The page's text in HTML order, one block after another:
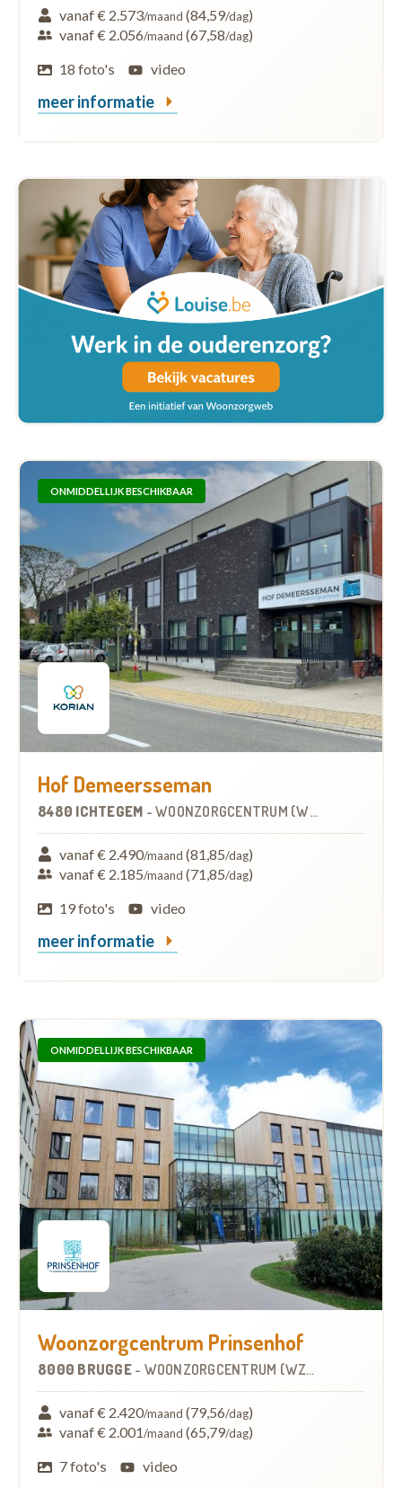
vanaf € 2.573/maand (84,59/dag)
vanaf € 2.056/maand (67,58/dag)
18 foto's
video
meer informatie
ONMIDDELLIJK BESCHIKBAAR
Hof Demeersseman
8480 ICHTEGEM - WOONZORGCENTRUM (WZC)
vanaf € 2.490/maand (81,85/dag)
vanaf € 2.185/maand (71,85/dag)
19 foto's
video
meer informatie
ONMIDDELLIJK BESCHIKBAAR
Woonzorgcentrum Prinsenhof
8000 BRUGGE - WOONZORGCENTRUM (WZC)
vanaf € 2.420/maand (79,56/dag)
vanaf € 2.001/maand (65,79/dag)
7 foto's
video